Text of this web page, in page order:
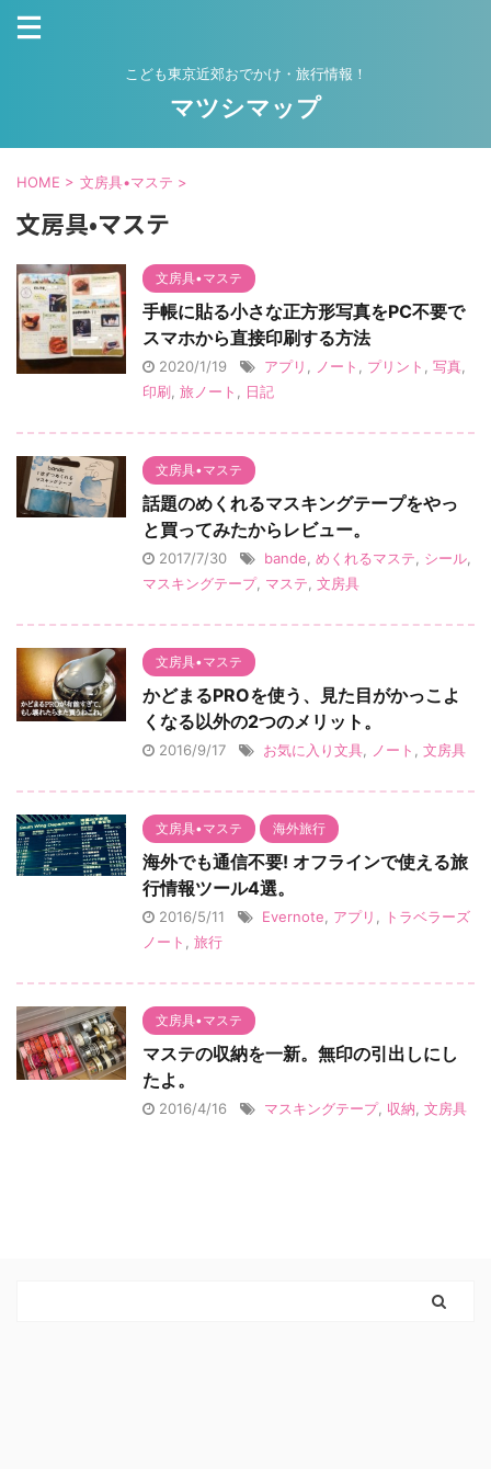
こども東京近郊おでかけ・旅行情報！
マツシマップ
HOME > 文房具•マステ >
文房具•マステ
文房具•マステ
手帳に貼る小さな正方形写真をPC不要で
スマホから直接印刷する方法
2020/1/19 アプリ ノート プリント 写真
印刷 旅ノート 日記
文房具•マステ
話題のめくれるマスキングテープをやっ
と買ってみたからレビュー。
2017/7/30 bande めくれるマステ シール
マスキングテープ, マステ 文房具
文房具•マステ
かどまるPROを使う、見た目がかっこよ
くなる以外の2つのメリット。
2016/9/17 お気に入り文具 ノート 文房具
文房具•マステ 海外旅行
海外でも通信不要! オフラインで使える旅
行情報ツール4選。
2016/5/11 Evernote アプリ
トラベラーズ
ノート
旅行
文房具•マステ
マステの収納を一新。無印の引出しにし
たよ。
2016/4/16 マスキングテープ, 収納 文房具